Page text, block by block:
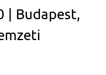
| Budapest,